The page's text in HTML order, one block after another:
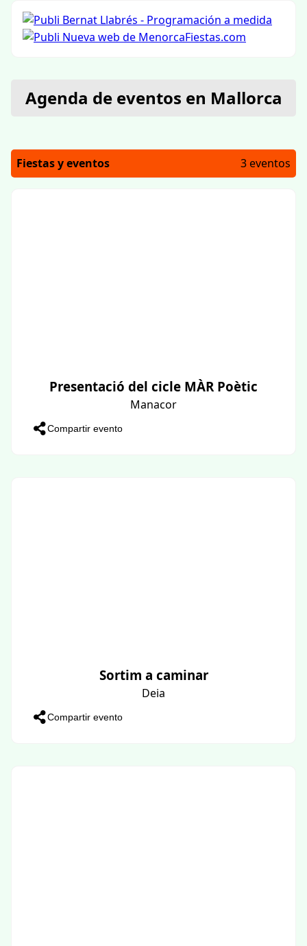
Agenda de eventos en Mallorca
Fiestas y eventos 3 eventos
Presentació del cicle MÀR Poètic
Manacor
Compartir evento
Sortim a caminar
Deia
Compartir evento